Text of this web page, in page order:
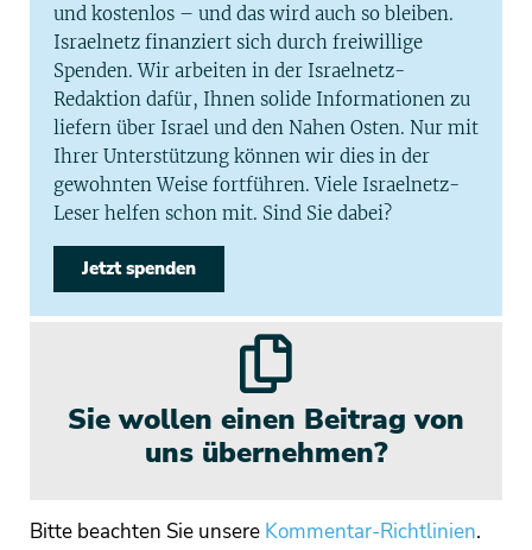
und kostenlos – und das wird auch so bleiben.
Israelnetz finanziert sich durch freiwillige
Spenden. Wir arbeiten in der Israelnetz-
Redaktion dafür, Ihnen solide Informationen zu
liefern über Israel und den Nahen Osten. Nur mit
Ihrer Unterstützung können wir dies in der
gewohnten Weise fortführen. Viele Israelnetz-
Leser helfen schon mit. Sind Sie dabei?
Jetzt spenden
Sie wollen einen Beitrag von
uns übernehmen?
Bitte beachten Sie unsere Kommentar-Richtlinien.